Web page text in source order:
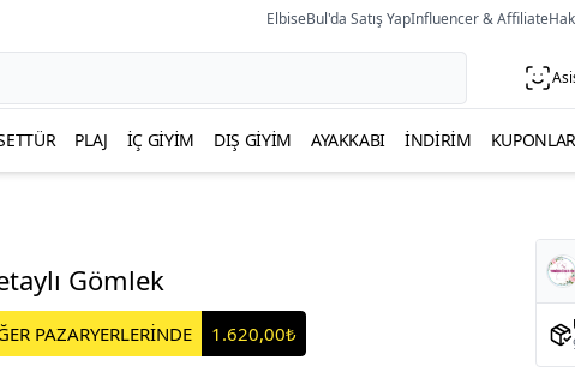
ElbiseBul'da Satış YapInfluencer & Affiliate
PLAJ İÇ GIYIM DIŞ GIYIM AYAKKABI İNDIRIM KUPONLAR
Gömlek
PAZARYERLERİNDE 1.620,00₺